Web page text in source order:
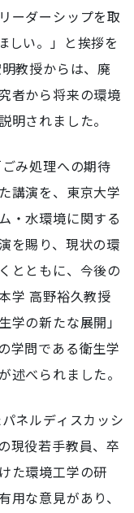
ーダーシップを取
しい。」と挨拶を
教授からは、廃
者から将来の環境
明されました。
み処理への期待
講演を、東京大学
・水環境に関する
を賜り、現状の環
とともに、今後の
学 高野裕久教授
の新たな展開」
学問である衛生学
述べられました。
ネルディスカッシ
現役若手教員、卒
た環境工学の研
な意見があり、